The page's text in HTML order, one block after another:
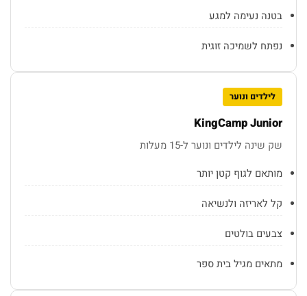
בטנה נעימה למגע
נפתח לשמיכה זוגית
לילדים ונוער
KingCamp Junior
שק שינה לילדים ונוער ל-15 מעלות
מותאם לגוף קטן יותר
קל לאריזה ולנשיאה
צבעים בולטים
מתאים מגיל בית ספר